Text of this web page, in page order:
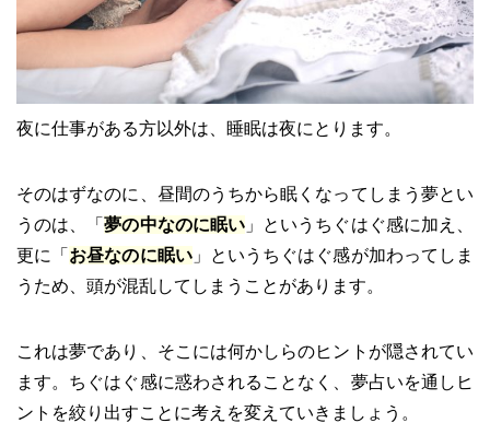
夜に仕事がある方以外は、睡眠は夜にとります。
そのはずなのに、昼間のうちから眠くなってしまう夢とい
うのは、「夢の中なのに眠い 」というちぐはぐ感に加え、
更に「 お昼なのに眠い」というちぐはぐ感が加わってしま
うため、頭が混乱してしまうことがあります。
これは夢であり、そこには何かしらのヒントが隠されてい
ます。ちぐはぐ感に惑わされることなく、夢占いを通しヒ
ントを絞り出すことに考えを変えていきましょう。